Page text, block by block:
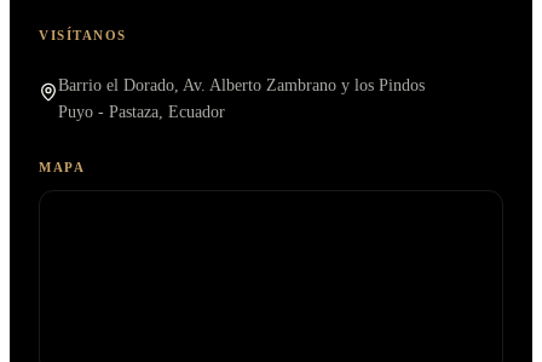
VISÍTANOS
Barrio el Dorado, Av. Alberto Zambrano y los Pindos
Puyo - Pastaza, Ecuador
MAPA